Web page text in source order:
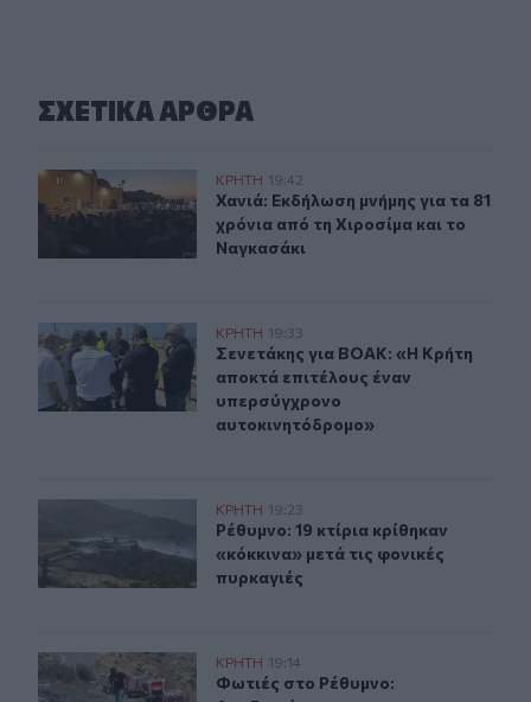
ΣΧΕΤΙΚA AΡΘΡΑ
Χανιά: Εκδήλωση μνήμης για τα 81 χρόνια από τη
ΚΡΗΤΗ 19:42
Χανιά: Εκδήλωση μνήμης για τα 81
Χανιά: Εκδήλωση μνήμης για τα 81
χρόνια από τη Χιροσίμα και το
Ναγκασάκι
Σενετάκης για ΒΟΑΚ: «Η Κρήτη αποκτά επιτέλους
ΚΡΗΤΗ 19:33
Σενετάκης για ΒΟΑΚ: «Η Κρήτη
Σενετάκης για ΒΟΑΚ: «Η Κρήτη
αποκτά επιτέλους έναν
υπερσύγχρονο
αυτοκινητόδρομο»
Ρέθυμνο: 19 κτίρια κρίθηκαν «κόκκινα» μετά τις
ΚΡΗΤΗ 19:23
Ρέθυμνο: 19 κτίρια κρίθηκαν
Ρέθυμνο: 19 κτίρια κρίθηκαν
«κόκκινα» μετά τις φονικές
πυρκαγιές
Φωτιές στο Ρέθυμνο: Αποζημιώσεις και για τον
ΚΡΗΤΗ 19:14
Φωτιές στο Ρέθυμνο:
Φωτιές στο Ρέθυμνο: